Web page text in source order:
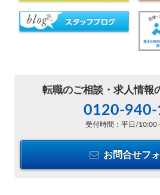
転職のご相談・ 求人情報
0120-940-
受付時間：平日/10:00
お問合せフ